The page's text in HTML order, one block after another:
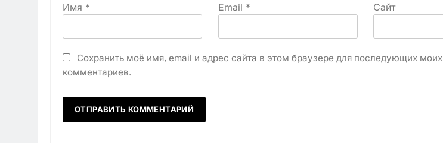
Имя * Email * Сайт
Сохранить моё имя, email и адрес сайта в этом браузере для последующих моих
комментариев.